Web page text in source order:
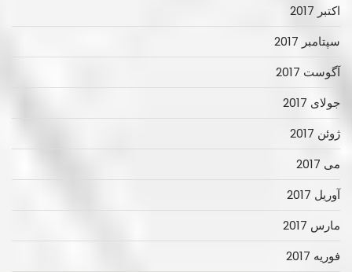
اکتبر 2017
سپتامبر 2017
آگوست 2017
جولای 2017
ژوئن 2017
می 2017
آوریل 2017
مارس 2017
فوریه 2017